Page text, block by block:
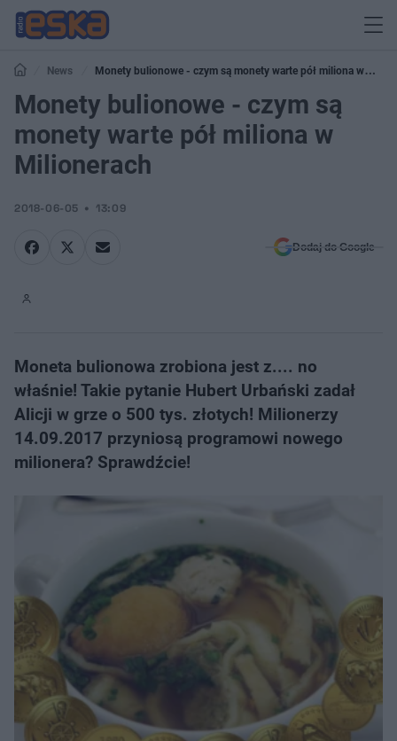
News
Monety bulionowe - czym są monety warte pół miliona w
Milionerach
Monety bulionowe - czym są
monety warte pół miliona w
Milionerach
2018-06-05 13:09
Dodaj do Google
Moneta bulionowa zrobiona jest z.... no
właśnie! Takie pytanie Hubert Urbański zadał
Alicji w grze o 500 tys. złotych! Milionerzy
14.09.2017 przyniosą programowi nowego
milionera? Sprawdźcie!